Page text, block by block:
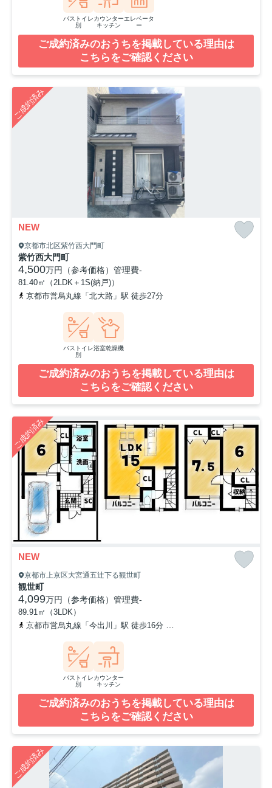
バストイレ
別
カウンター
キッチン
エレベータ
ー
ご成約済みのおうちを掲載している理由は
こちらをご確認ください
ご成約済み
NEW
京都市北区紫竹西大門町
紫竹西大門町
4,500万円（参考価格） 管理費-
81.40㎡（2LDK＋1S(納戸)）
京都市営烏丸線「北大路」駅 徒歩27分
バストイレ
別
浴室乾燥機
ご成約済みのおうちを掲載している理由は
こちらをご確認ください
ご成約済み
NEW
京都市上京区大宮通五辻下る観世町
観世町
4,099万円（参考価格） 管理費-
89.91㎡（3LDK）
京都市営烏丸線「今出川」駅 徒歩16分
バストイレ
別
カウンター
キッチン
ご成約済みのおうちを掲載している理由は
こちらをご確認ください
ご成約済み